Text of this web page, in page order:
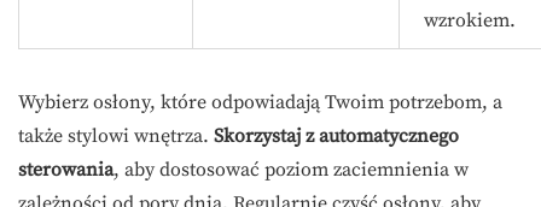
wzrokiem.
Wybierz osłony, które odpowiadają Twoim potrzebom, a
także stylowi wnętrza. Skorzystaj z automatycznego
sterowania, aby dostosować poziom zaciemnienia w